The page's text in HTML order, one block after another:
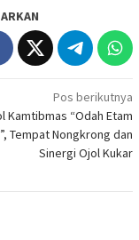
Pos berikutnya
Kamtibmas “Odah Etam
Tempat Nongkrong dan
Sinergi Ojol Kukar